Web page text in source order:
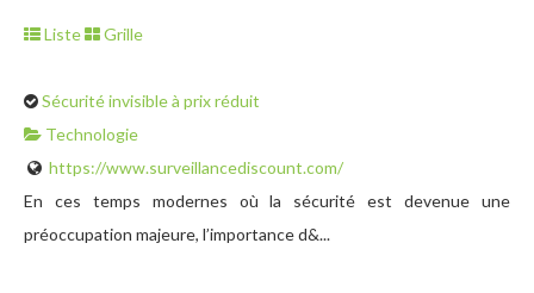
Liste Grille
Sécurité invisible à prix réduit
Technologie
https://www.surveillancediscount.com/
En ces temps modernes où la sécurité est devenue une
préoccupation majeure, l’importance d&...